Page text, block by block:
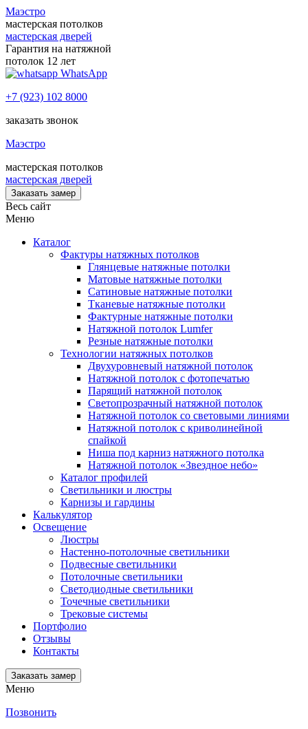
Маэстро
мастерская потолков
мастерская дверей
Гарантия на натяжной
потолок 12 лет
WhatsApp
+7 (923) 102 8000
заказать звонок
Маэстро
мастерская потолков
мастерская дверей
Заказать замер
Весь сайт
Меню
Каталог
Фактуры натяжных потолков
Глянцевые натяжные потолки
Матовые натяжные потолки
Сатиновые натяжные потолки
Тканевые натяжные потолки
Фактурные натяжные потолки
Натяжной потолок Lumfer
Резные натяжные потолки
Технологии натяжных потолков
Двухуровневый натяжной потолок
Натяжной потолок с фотопечатью
Парящий натяжной потолок
Светопрозрачный натяжной потолок
Натяжной потолок со световыми линиями
Натяжной потолок с криволинейной
спайкой
Ниша под карниз натяжного потолка
Натяжной потолок «Звездное небо»
Каталог профилей
Светильники и люстры
Карнизы и гардины
Калькулятор
Освещение
Люстры
Настенно-потолочные светильники
Подвесные светильники
Потолочные светильники
Светодиодные светильники
Точечные светильники
Трековые системы
Портфолио
Отзывы
Контакты
Заказать замер
Меню
Позвонить